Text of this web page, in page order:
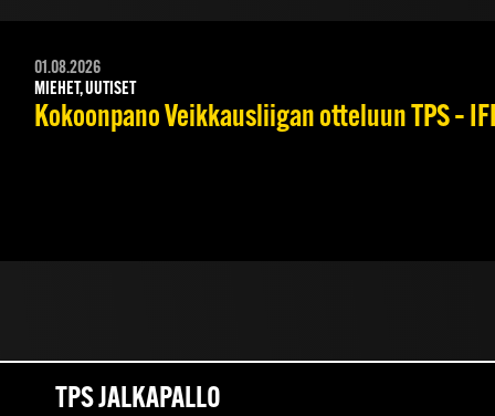
01.08.2026
MIEHET, UUTISET
Kokoonpano Veikkausliigan otteluun TPS –
TPS JALKAPALLO